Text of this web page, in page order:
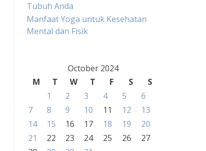
Tubuh Anda
Manfaat Yoga untuk Kesehatan
Mental dan Fisik
October 2024
M
T W T F S
S
1
2 3 4 5
6
7
8 9 10 11 12
13
14
15 16 17 18 19
20
21
22 23 24 25 26
27